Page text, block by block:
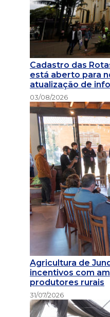
Cadastro das
está aberto para
atualização de
03/08/2026
Agricultura de
incentivos com
produtores rurais
31/07/2026